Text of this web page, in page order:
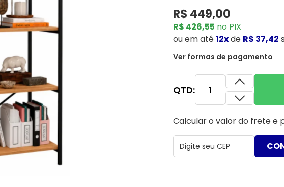
R$ 449,00
R$ 426,55 no PIX
ouem até12xde R$ 37,42
Ver formas de pagamento
QTD:
Calcular o valor do frete e